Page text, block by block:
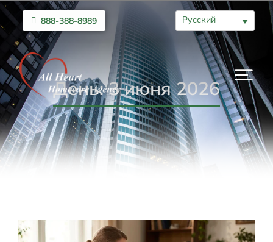
888-388-8989 Русский
День: 3 июня 2026